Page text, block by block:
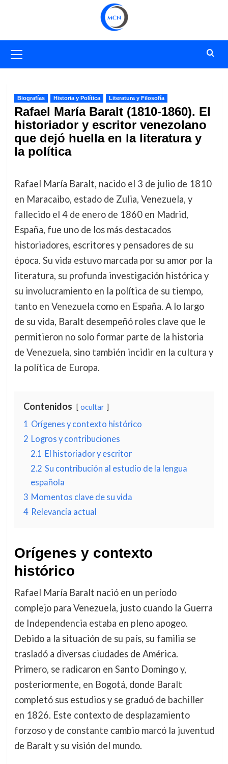
primario
Biografías Historia y Política Literatura y Filosofía
Rafael María Baralt (1810-1860). El
historiador y escritor venezolano
que dejó huella en la literatura y
la política
Rafael María Baralt, nacido el 3 de julio de 1810
en Maracaibo, estado de Zulia, Venezuela, y
fallecido el 4 de enero de 1860 en Madrid,
España, fue uno de los más destacados
historiadores, escritores y pensadores de su
época. Su vida estuvo marcada por su amor por la
literatura, su profunda investigación histórica y
su involucramiento en la política de su tiempo,
tanto en Venezuela como en España. A lo largo
de su vida, Baralt desempeñó roles clave que le
permitieron no solo formar parte de la historia
de Venezuela, sino también incidir en la cultura y
la política de Europa.
Contenidos ocultar
1 Orígenes y contexto histórico
2 Logros y contribuciones
2.1 El historiador y escritor
2.2 Su contribución al estudio de la lengua
española
3 Momentos clave de su vida
4 Relevancia actual
Orígenes y contexto
histórico
Rafael María Baralt nació en un período
complejo para Venezuela, justo cuando la Guerra
de Independencia estaba en pleno apogeo.
Debido a la situación de su país, su familia se
trasladó a diversas ciudades de América.
Primero, se radicaron en Santo Domingo y,
posteriormente, en Bogotá, donde Baralt
completó sus estudios y se graduó de bachiller
en 1826. Este contexto de desplazamiento
forzoso y de constante cambio marcó la juventud
de Baralt y su visión del mundo.